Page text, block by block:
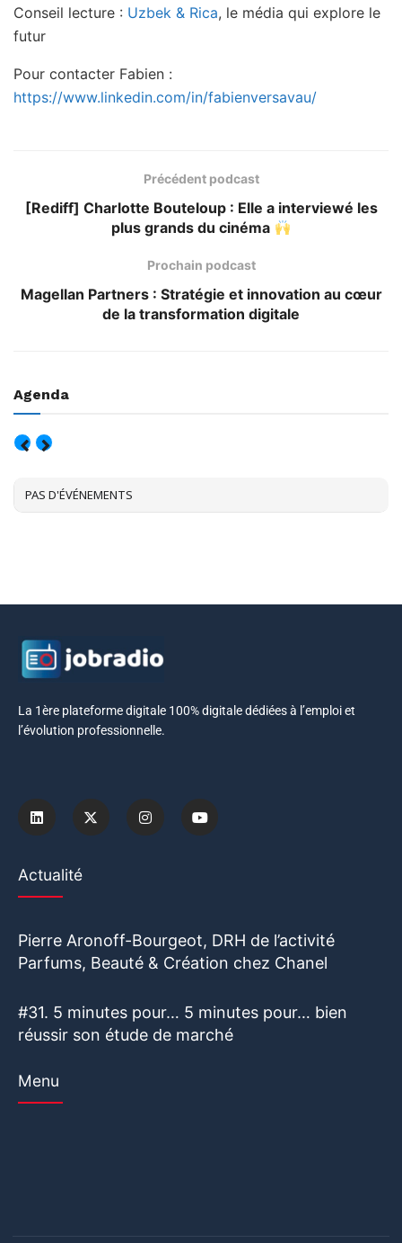
Conseil lecture : Uzbek & Rica, le média qui explore le
futur
Pour contacter Fabien :
https://www.linkedin.com/in/fabienversavau/
Précédent podcast
[Rediff] Charlotte Bouteloup : Elle a interviewé les
plus grands du cinéma
Prochain podcast
Magellan Partners : Stratégie et innovation au cœur
de la transformation digitale
Agenda
PAS D'ÉVÉNEMENTS
La 1ère plateforme digitale 100% digitale dédiées à l’emploi et
l’évolution professionnelle.
Actualité
Pierre Aronoff-Bourgeot, DRH de l’activité
Parfums, Beauté & Création chez Chanel
#31. 5 minutes pour… 5 minutes pour… bien
réussir son étude de marché
Menu